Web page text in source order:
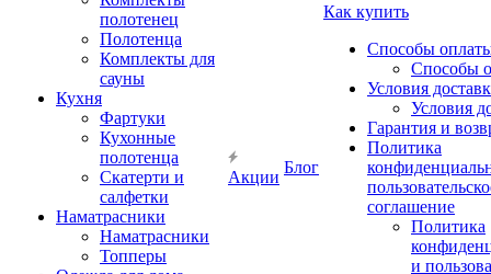
полотенец
Полотенца
Комплекты для
сауны
Кухня
Фартуки
Кухонные
полотенца
Скатерти и
салфетки
Наматрасники
Наматрасники
Топперы
Акции
Блог
Как купить
Способы
Способы
Условия
Условия
Гарантия и
Политика
соглашение
Политика
и